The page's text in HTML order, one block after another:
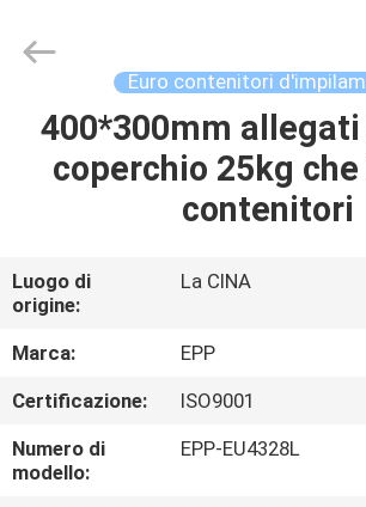
CASA
CHI
SIAMO
VISITA
ALLA
FABBRICA
2017
Euro contenitori
400*300mm allegati
coperchio 25kg
contenitori
Luogo di
origine:
La CINA
Marca:
EPP
Certificazione:
ISO9001
Numero di
modello:
EPP-EU4328L